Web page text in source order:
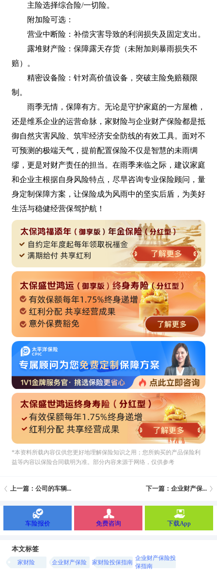
主险选择综合险/一切险。
附加险可选：
营业中断险：补偿灾害导致的利润损失及固定支出。
露堆财产险：保障露天存货（未附加则暴雨损失不
赔）。
精密设备险：针对高价值设备，突破主险免赔额限
制。
雨季无情，保障有方。无论是守护家庭的一方屋檐，
还是维系企业的运营命脉，家财险与企业财产保险都是抵
御自然灾害风险、筑牢经济安全防线的有效工具。面对不
可预测的极端天气，提前配置保险不仅是智慧的未雨绸
缪，更是对财产责任的担当。在雨季来临之际，建议家庭
和企业主根据自身风险特点，尽早咨询专业保险顾问，量
身定制保障方案，让保险成为风雨中的坚实后盾，为美好
生活与稳健经营保驾护航！
*本资料所载內容仅供您更好地理解保险知识之用；您所购买的产品保险利
益等内容以保险合同载明为准。部分内容来源于网络，仅供参考
上一篇：公司的车辆... 下一篇：企业财产保...
车险报价 免费咨询 下载App
本文标签
家财险 企业财产保险 家财险投保指南
企业财产保险投
保指南